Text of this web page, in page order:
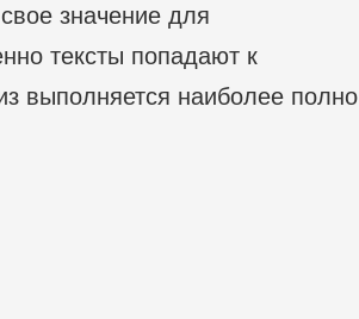
значение для
тексты попадают к
выполняется наиболее полно